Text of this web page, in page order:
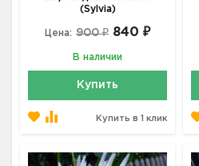
(Sylvia)
Цена: 900 ₽ 840 ₽
В наличии
Купить
Купить в 1 клик